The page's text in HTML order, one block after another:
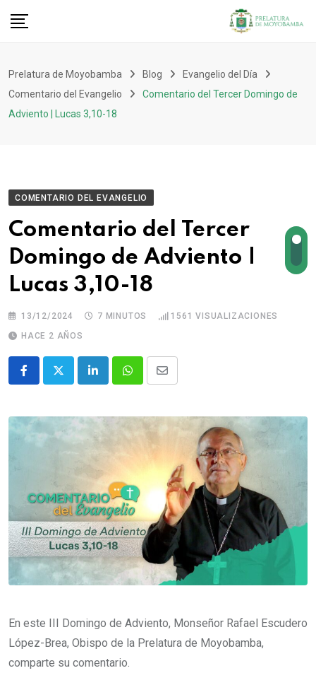
Prelatura de Moyobamba Blog
Evangelio del Día
Comentario del Evangelio
Comentario del Tercer Domingo de
Adviento | Lucas 3,10-18
COMENTARIO DEL EVANGELIO
Comentario del Tercer
Domingo de Adviento |
Lucas 3,10-18
13/12/2024 7 MINUTOS 1561 VISUALIZACIONES
HACE 2 AÑOS
En este III Domingo de Adviento, Monseñor Rafael Escudero
López-Brea, Obispo de la Prelatura de Moyobamba,
comparte su comentario.